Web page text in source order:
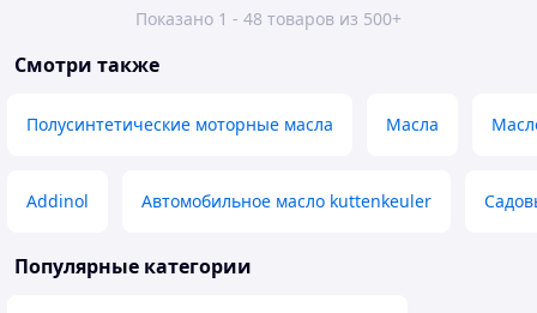
Показано 1 - 48 товаров из 500+
Смотри также
Полусинтетические моторные масла Масла
Addinol Автомобильное масло kuttenkeuler
Популярные категории